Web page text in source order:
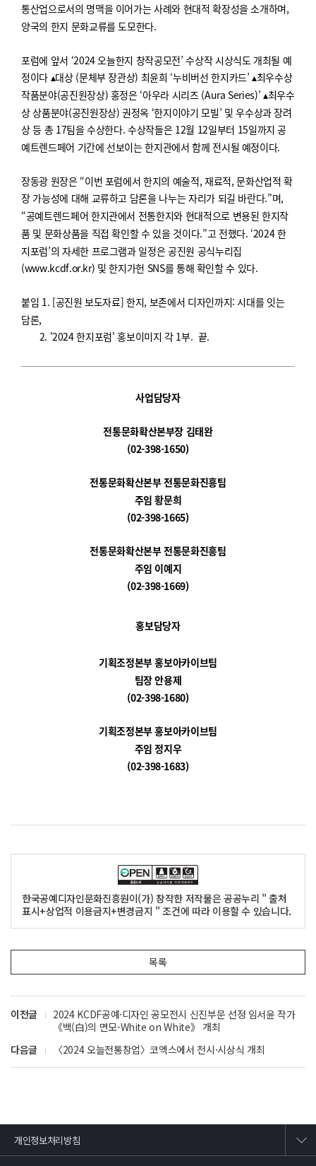
통산업으로서의 명맥을 이어가는 사례와 현대적 확장성을 소개하며,
양국의 한지 문화교류를 도모한다.
포럼에 앞서 ‘2024 오늘한지 창작공모전’수상작 시상식도 개최될 예
정이다 ▴대상 (문체부장관상) 최윤희 ‘누비버선 한지카드’ ▴최우수상
작품분야(공진원장상) 홍정은 ‘아우라 시리즈 (Aura Series)’▴최우수
상상품분야(공진원장상)권정옥 ‘한지이야기 모빌’ 및 우수상과 장려
상 등 총 17팀을 수상한다.수상작들은 12월 12일부터 15일까지 공
예트렌드페어 기간에 선보이는 한지관에서 함께 전시될 예정이다.
장동광 원장은 “이번 포럼에서한지의 예술적, 재료적,문화산업적 확
장 가능성에 대해 교류하고 담론을 나누는 자리가 되길 바란다.”며,
“공예트렌드페어 한지관에서 전통한지와 현대적으로 변용된 한지작
품 및 문화상품을 직접 확인할 수 있을 것이다.”고 전했다. ‘2024한
지포럼’의 자세한 프로그램과 일정은 공진원 공식누리집
(www.kcdf.or.kr) 및 한지가헌 SNS를 통해 확인할수 있다.
붙임 1. [공진원 보도자료] 한지, 보존에서 디자인까지: 시대를 잇는
담론,
2. '2024 한지포럼' 홍보이미지 각 1부. 끝.
사업담당자
전통문화확산본부장 김태완
(02-398-1650)
전통문화확산본부 전통문화진흥팀
주임 황문희
(02-398-1665)
전통문화확산본부 전통문화진흥팀
주임 이예지
(02-398-1669)
홍보담당자
기획조정본부 홍보아카이브팀
팀장 안용제
(02-398-1680)
기획조정본부 홍보아카이브팀
주임 정지우
(02-398-1683)
한국공예디자인문화진흥원이(가) 창작한 저작물은 공공누리 " 출처
표시+상업적 이용금지+변경금지 " 조건에 따라 이용할 수 있습니다.
목록
이전글
2024 KCDF공예·디자인 공모전시 신진부문 선정 임서윤 작가
《백(白)의 면모-White on White》 개최
다음글
〈2024 오늘전통창업〉코엑스에서 전시·시상식 개최
개인정보처리방침